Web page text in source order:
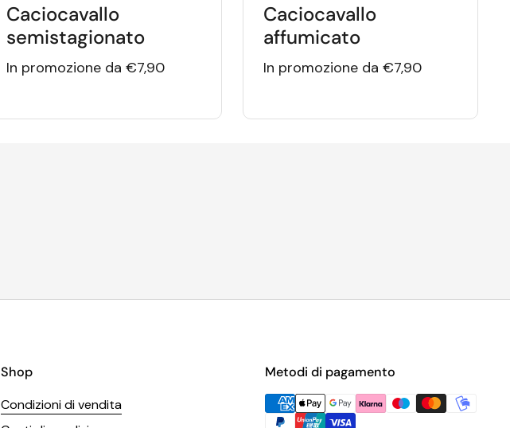
Caciocavallo
semistagionato
In promozione da €7,90
Caciocavallo
affumicato
In promozione da €7,90
Shop
Condizioni di vendita
Metodi di pagamento